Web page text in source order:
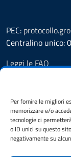
Per fornire le migliori
memorizzare e/o
tecnologie ci
o ID unici su questo
negativamente su
PEC:
Centralino unico:
Leggi le FAQ
Prenotazione
Segnalazione
Richiesta
Amministrazione
Albo Pretorio
Informativa